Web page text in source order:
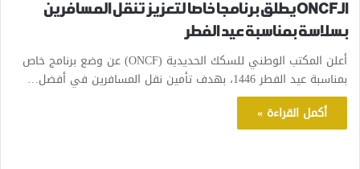
الـONCF يطلق برنامجا خاصا لتعزيز تنقل المسافرين
بسلاسة بمناسبة عيد الفطر
أعلن المكتب الوطني للسكك الحديدية (ONCF) عن وضع برنامج خاص
بمناسبة عيد الفطر 1446، بهدف تأمين نقل المسافرين في أفضل…
أكمل القراءة »